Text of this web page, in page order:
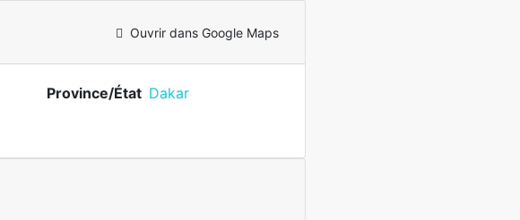
Ouvrir dans Google Maps
Province/État Dakar